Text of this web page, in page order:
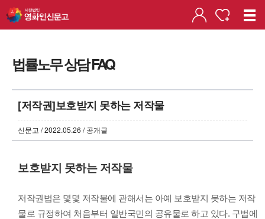
법률노무 상담 FAQ
[저작권]보호받지 못하는 저작물
신문고 / 2022.05.26 / 공개글
보호받지 못하는 저작물
저작권법은 몇몇 저작물에 관해서는 아예 보호받지 못하는 저작
물로 규정하여 처음부터 일반국민의 공유물로 하고 있다. 구법에